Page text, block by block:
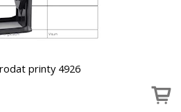
printy 4926